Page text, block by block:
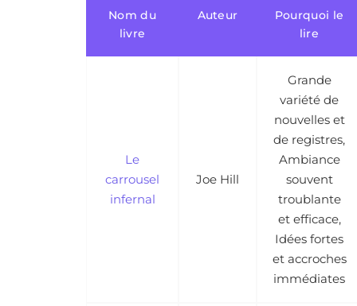
Nom du
livre
Auteur
Pourquoi le
lire
Le
carrousel
infernal
Joe Hill
Grande
variété de
nouvelles et
de registres,
Ambiance
souvent
troublante
et efficace,
Idées fortes
et accroches
immédiates